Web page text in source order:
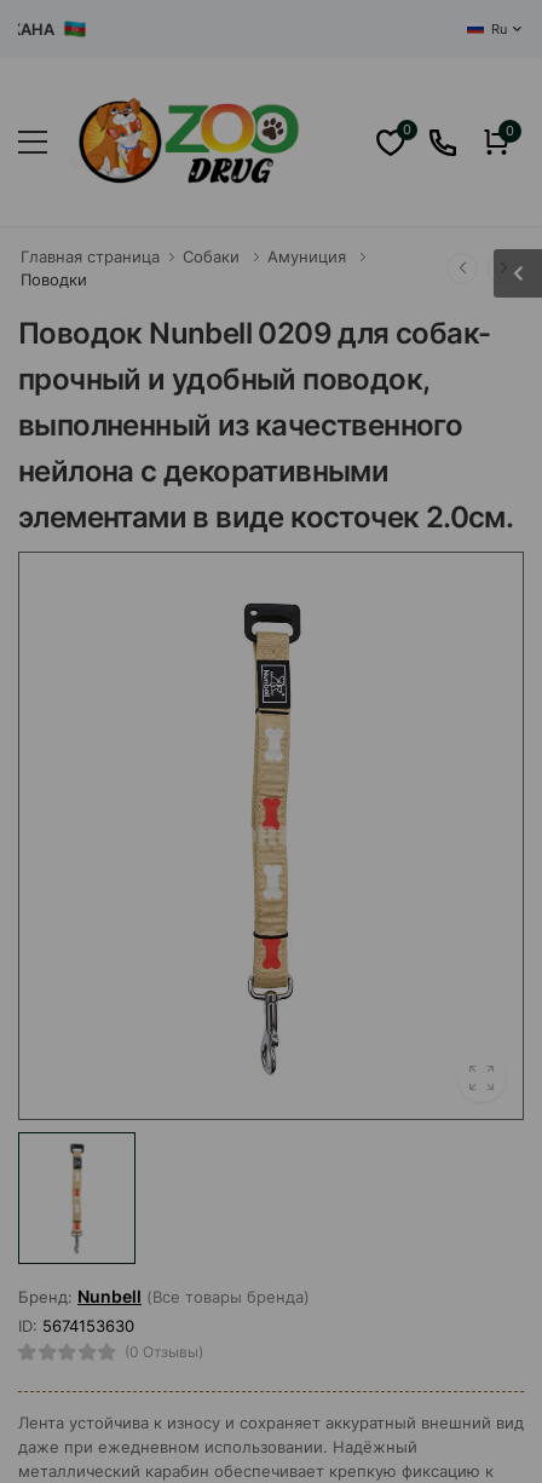
Ru
0 0
Главная страница Собаки
Амуниция
Поводки
Поводок Nunbell 0209 для собак-
прочный и удобный поводок,
выполненный из качественного
нейлона с декоративными
элементами в виде косточек 2.0см.
Бренд: Nunbell (Все товары бренда)
ID: 5674153630
(0 Отзывы)
Лента устойчива к износу и сохраняет аккуратный внешний вид
даже при ежедневном использовании. Надёжный
металлический карабин обеспечивает крепкую фиксацию к